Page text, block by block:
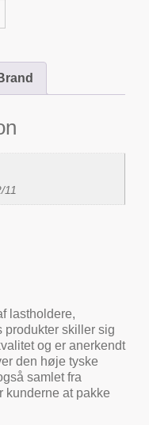
11
lastholdere,
produkter skiller sig
og er anerkendt
den høje tyske
samlet fra
kunderne at pakke